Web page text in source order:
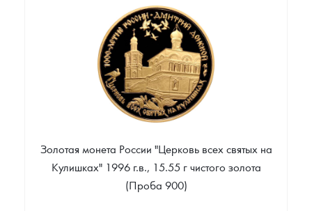
Цена выкупа
Звоните
Золотая монета России "Церковь всех святых на
Кулишках" 1996 г.в., 15.55 г чистого золота
(Проба 900)